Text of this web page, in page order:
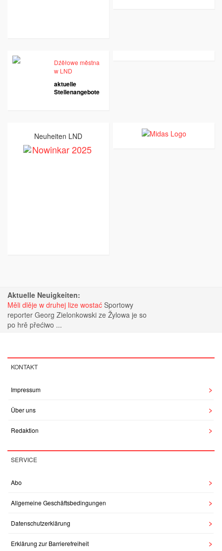
Dźěłowe městna
w LND
aktuelle
Stellenangebote
Neuheiten LND
Aktuelle Neuigkeiten:
Měli dlěje w druhej lize wostać Sportowy
reporter Georg Zielonkowski ze Žylowa je so
po hrě přećiwo ...
KONTAKT
Impressum
Über uns
Redaktion
SERVICE
Abo
Allgemeine Geschäftsbedingungen
Datenschutzerklärung
Erklärung zur Barrierefreiheit